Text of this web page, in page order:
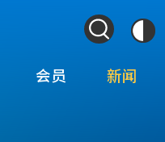
Font
会员 新闻